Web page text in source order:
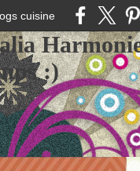
cuisine
:)